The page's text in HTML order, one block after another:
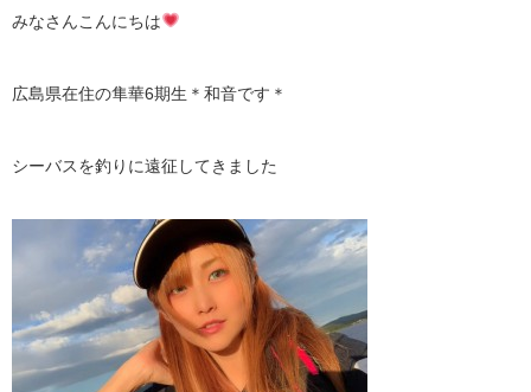
みなさんこんにちは
広島県在住の隼華6期生＊和音です＊
シーバスを釣りに遠征してきました